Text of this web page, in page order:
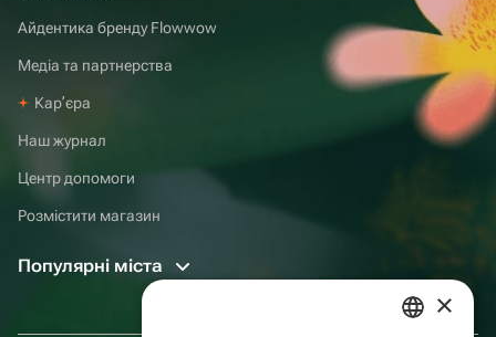
Айдентика бренду Flowwow
Медіа та партнерства
Карʼєра
Наш журнал
Центр допомоги
Розмістити магазин
Популярні міста
×